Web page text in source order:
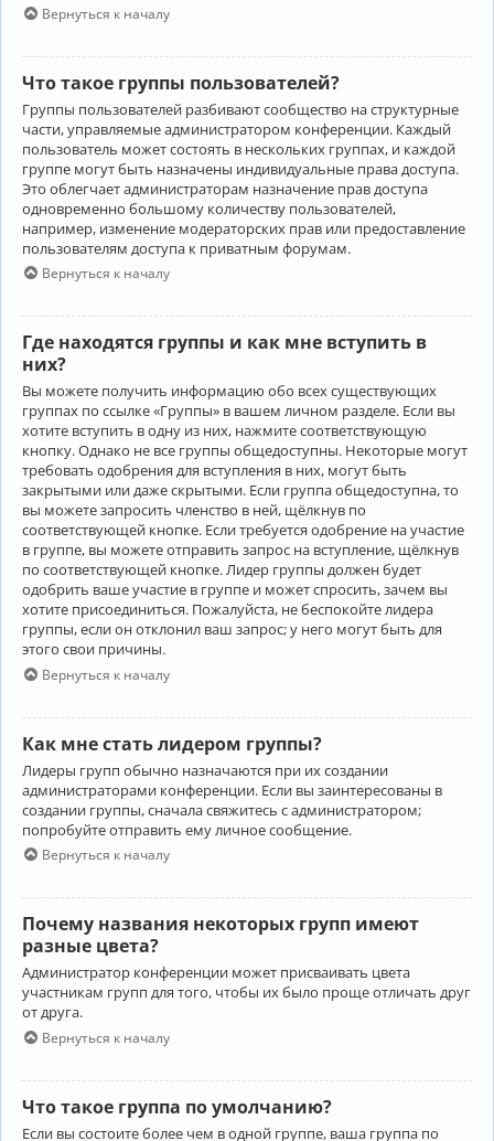
Вернуться к началу
Что такое группы пользователей?
Группы пользователей разбивают сообщество на структурные
части, управляемые администратором конференции. Каждый
пользователь может состоять в нескольких группах, и каждой
группе могут быть назначены индивидуальные права доступа.
Это облегчает администраторам назначение прав доступа
одновременно большому количеству пользователей,
например, изменение модераторских прав или предоставление
пользователям доступа к приватным форумам.
Вернуться к началу
Где находятся группы и как мне вступить в
них?
Вы можете получить информацию обо всех существующих
группах по ссылке «Группы» в вашем личном разделе. Если вы
хотите вступить в одну из них, нажмите соответствующую
кнопку. Однако не все группы общедоступны. Некоторые могут
требовать одобрения для вступления в них, могут быть
закрытыми или даже скрытыми. Если группа общедоступна, то
вы можете запросить членство в ней, щёлкнув по
соответствующей кнопке. Если требуется одобрение на участие
в группе, вы можете отправить запрос на вступление, щёлкнув
по соответствующей кнопке. Лидер группы должен будет
одобрить ваше участие в группе и может спросить, зачем вы
хотите присоединиться. Пожалуйста, не беспокойте лидера
группы, если он отклонил ваш запрос; у него могут быть для
этого свои причины.
Вернуться к началу
Как мне стать лидером группы?
Лидеры групп обычно назначаются при их создании
администраторами конференции. Если вы заинтересованы в
создании группы, сначала свяжитесь с администратором;
попробуйте отправить ему личное сообщение.
Вернуться к началу
Почему названия некоторых групп имеют
разные цвета?
Администратор конференции может присваивать цвета
участникам групп для того, чтобы их было проще отличать друг
от друга.
Вернуться к началу
Что такое группа по умолчанию?
Если вы состоите более чем в одной группе, ваша группа по